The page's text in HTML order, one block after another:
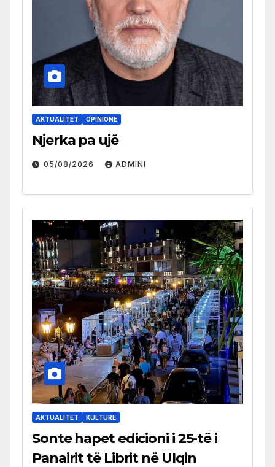
AKTUALITET OPINIONE
Njerka pa ujë
05/08/2026 ADMINI
AKTUALITET KULTURË
Sonte hapet edicioni i 25-të i
Panairit të Librit në Ulqin